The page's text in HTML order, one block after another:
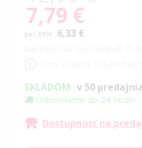
Special
Price
7,79 €
6,33 €
SKLADOM v 50
Odosielame do 24 hodín
Dostupnosť na